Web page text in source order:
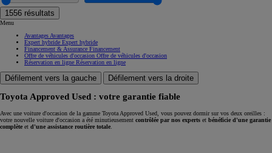
1556 résultats
Menu
Avantages Avantages
Expert hybride Expert hybride
Financement & Assurance Financement
Offre de véhicules d'occasion Offre de véhicules d'occasion
Réservation en ligne Réservation en ligne
Défilement vers la gauche Défilement vers la droite
Toyota Approved Used : votre garantie fiable
Avec une voiture d'occasion de la gamme Toyota Approved Used, vous pouvez dormir sur vos deux oreilles :
votre nouvelle voiture d'occasion a été minutieusement contrôlée par nos experts et bénéficie d'une garantie
complète et d'une assistance routière totale